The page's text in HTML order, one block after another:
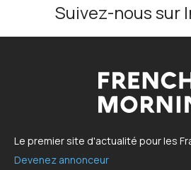
Suivez-nous sur
Le premier site d'actualité pour les
Devenez annonceur